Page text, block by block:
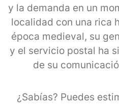
y la demanda en un
localidad con una rica
época medieval, su
y el servicio postal ha
de su
¿Sabías? Puedes